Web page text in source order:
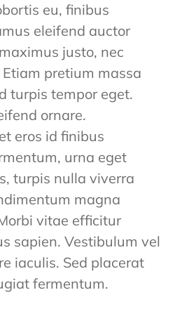
eu, finibus
eleifend auctor
justo, nec
pretium massa
turpis tempor eget.
ornare.
eros id finibus
urna eget
turpis nulla viverra
magna
vitae efficitur
sapien. Vestibulum vel
iaculis. Sed placerat
fermentum.